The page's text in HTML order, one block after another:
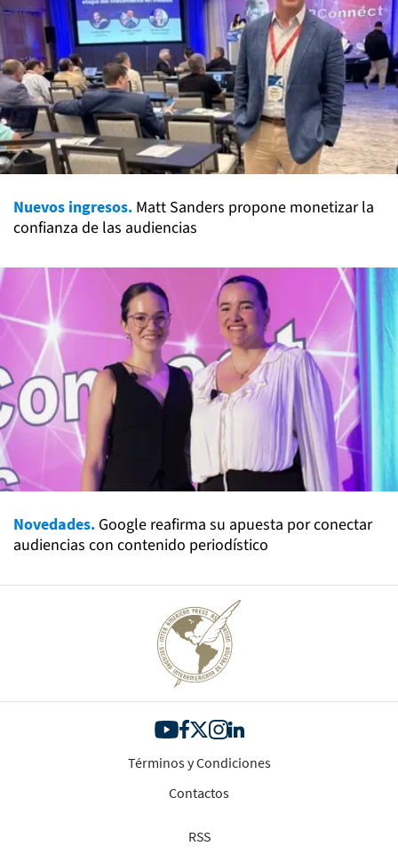
Nuevos ingresos. Matt Sanders propone monetizar la
confianza de las audiencias
Novedades. Google reafirma su apuesta por conectar
audiencias con contenido periodístico
Términos y Condiciones
Contactos
RSS